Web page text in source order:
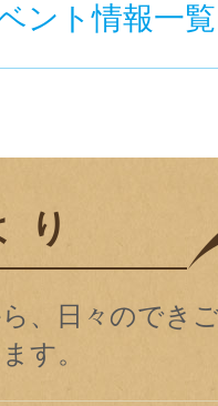
ント情報一
り
、⽇々のでき
す。